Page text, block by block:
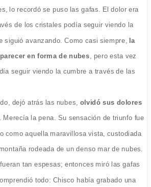
lo recordó se puso las gafas. El dolor era
de los cristales podía seguir viendo la
siguió avanzando. Como casi siempre, la
en forma de nubes , pero esta vez
seguir viendo la cumbre a través de las
dejó atrás las nubes, olvidó sus dolores
Merecía la pena. Su sensación de triunfo fue
como aquella maravillosa vista, custodiada
rodeada de un denso mar de nubes.
tan espesas; entonces miró las gafas
todo: Chisco había grabado una